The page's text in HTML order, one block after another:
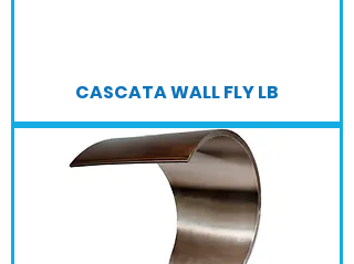
CASCATA WALL FLY LB